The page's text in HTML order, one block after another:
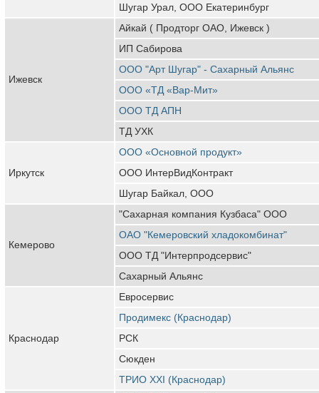
Шугар Урал, ООО Екатеринбург
Ижевск
Айкай ( Продторг ОАО, Ижевск )
ИП Сабирова
ООО "Арт Шугар" - Сахарный Альянс
ООО «ТД «Вар-Мит»
ООО ТД АПН
ТД УХК
Иркутск
ООО «Основной продукт»
ООО ИнтерВидКонтракт
Шугар Байкал, ООО
Кемерово
"Сахарная компания Кузбаса" ООО
ОАО "Кемеровский хладокомбинат"
ООО ТД "Интерпродсервис"
Сахарный Альянс
Краснодар
Евросервис
Продимекс (Краснодар)
РСК
Сюкден
ТРИО XXI (Краснодар)